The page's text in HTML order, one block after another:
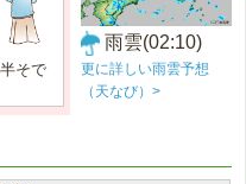
半そで
雨雲(02:10)
更に詳しい雨雲予想
（天なび）>